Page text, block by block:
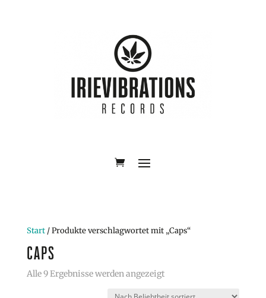
Start/ Produkte verschlagwortet mit „Caps“
CAPS
Alle 9 Ergebnisse werden angezeigtNach